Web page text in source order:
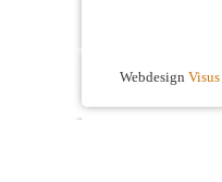
Webdesign Visus